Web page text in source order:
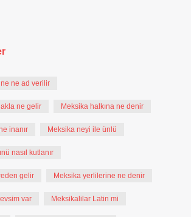
ne ad verilir
ne gelir Meksika halkına ne denir
inanır Meksika neyi ile ünlü
nasıl kutlanır
gelir Meksika yerlilerine ne denir
var Meksikalilar Latin mi